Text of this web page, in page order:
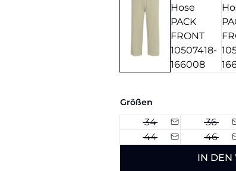
Größen
34 36
44
46
IN DEN